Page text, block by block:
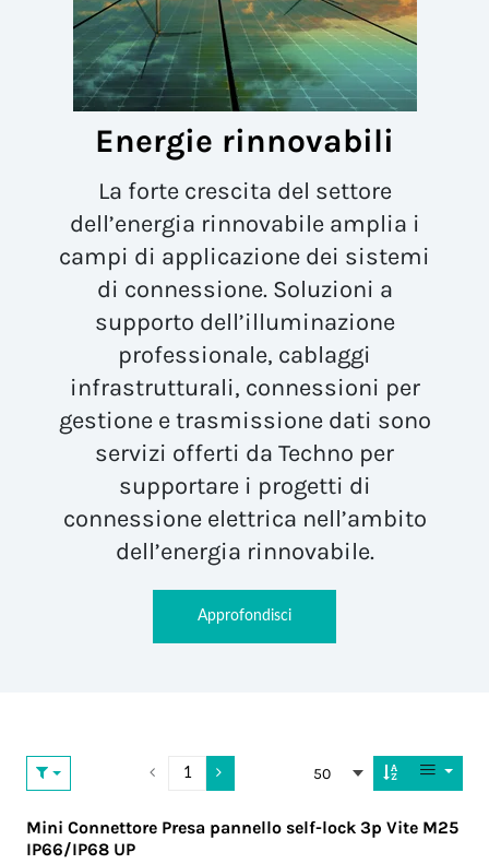
Energie rinnovabili
La forte crescita del settore
dell’energia rinnovabile amplia i
campi di applicazione dei sistemi
di connessione. Soluzioni a
supporto dell’illuminazione
professionale, cablaggi
infrastrutturali, connessioni per
gestione e trasmissione dati sono
servizi offerti da Techno per
supportare i progetti di
connessione elettrica nell’ambito
dell’energia rinnovabile.
Approfondisci
50
Mini Connettore Presa pannello self-lock 3p Vite M25
IP66/IP68 UP